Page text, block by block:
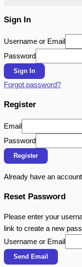
Sign In
Username or Email
Password
Sign In
Forgot password?
Register
Email
Password
Register
Already have an
Reset Password
Please enter your
link to create a new
Username or Email
Send Email